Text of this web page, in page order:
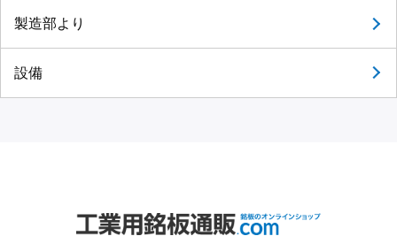
製造部より
設備